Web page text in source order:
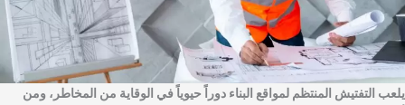
يلعب التفتيش المنتظم لمواقع البناء دوراً حيوياً في الوقاية من المخاطر، ومن